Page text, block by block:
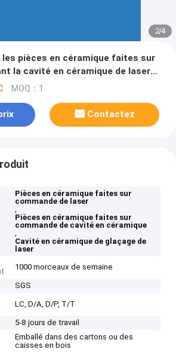
2/4
pièces en céramique faites sur
la cavité en céramique de laser
MOQ：1
Contactez
Pièces en céramique faites sur
commande de laser
,
Pièces en céramique faites sur
commande de cavité en céramique
,
Cavité en céramique de glaçage de
laser
1000 morceaux de semaine
SGS
LC, D/A, D/P, T/T
5-8 jours de travail
Emballé dans des cartons ou des
caisses en bois